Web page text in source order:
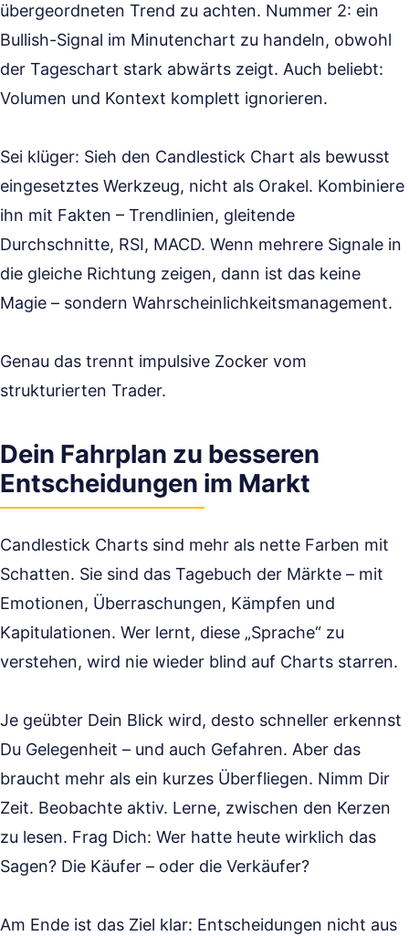
übergeordneten Trend zu achten. Nummer 2: ein
Bullish-Signal im Minutenchart zu handeln, obwohl
der Tageschart stark abwärts zeigt. Auch beliebt:
Volumen und Kontext komplett ignorieren.
Sei klüger: Sieh den Candlestick Chart als bewusst
eingesetztes Werkzeug, nicht als Orakel. Kombiniere
ihn mit Fakten – Trendlinien, gleitende
Durchschnitte, RSI, MACD. Wenn mehrere Signale in
die gleiche Richtung zeigen, dann ist das keine
Magie – sondern Wahrscheinlichkeitsmanagement.
Genau das trennt impulsive Zocker vom
strukturierten Trader.
Dein Fahrplan zu besseren
Entscheidungen im Markt
Candlestick Charts sind mehr als nette Farben mit
Schatten. Sie sind das Tagebuch der Märkte – mit
Emotionen, Überraschungen, Kämpfen und
Kapitulationen. Wer lernt, diese „Sprache“ zu
verstehen, wird nie wieder blind auf Charts starren.
Je geübter Dein Blick wird, desto schneller erkennst
Du Gelegenheit – und auch Gefahren. Aber das
braucht mehr als ein kurzes Überfliegen. Nimm Dir
Zeit. Beobachte aktiv. Lerne, zwischen den Kerzen
zu lesen. Frag Dich: Wer hatte heute wirklich das
Sagen? Die Käufer – oder die Verkäufer?
Am Ende ist das Ziel klar: Entscheidungen nicht aus